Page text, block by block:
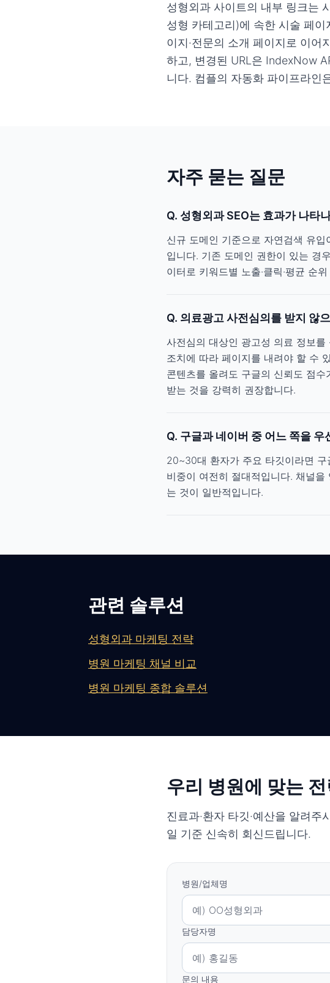
성형외과 사이트의 내부 링크는
성형 카테고리)에 속한 시술 페이
이지·전문의 소개 페이지로 이
하고, 변경된 URL은 IndexNow
니다. 컴플의 자동화 파이프라인
자주 묻는 질문
Q. 성형외과 SEO는 효과가 나타
신규 도메인 기준으로 자연검색 유
입니다. 기존 도메인 권한이 있는 경
이터로 키워드별 노출·클릭·평균 순
Q. 의료광고 사전심의를 받지 않
사전심의 대상인 광고성 의료 정보를
조치에 따라 페이지를 내려야 할 수
콘텐츠를 올려도 구글의 신뢰도 점
받는 것을 강력히 권장합니다.
Q. 구글과 네이버 중 어느 쪽을 우
20~30대 환자가 주요 타깃이라면
비중이 여전히 절대적입니다. 채널
는 것이 일반적입니다.
관련 솔루션
성형외과 마케팅 전략
병원 마케팅 채널 비교
병원 마케팅 종합 솔루션
우리 병원에 맞는
진료과·환자 타깃·예산을 알려
일 기준 신속히 회신드립니다.
병원/업체명
담당자명
문의 내용